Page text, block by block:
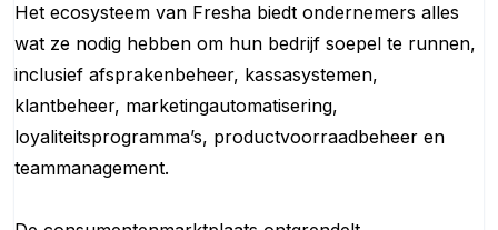
Het ecosysteem van Fresha biedt ondernemers alles
wat ze nodig hebben om hun bedrijf soepel te runnen,
inclusief afsprakenbeheer, kassasystemen,
klantbeheer, marketingautomatisering,
loyaliteitsprogramma’s, productvoorraadbeheer en
teammanagement.